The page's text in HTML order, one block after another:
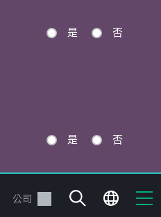
是 否
是 否
公司